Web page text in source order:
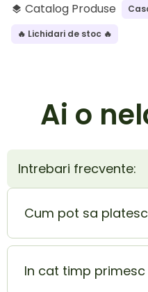
layers Catalog Produse
🔥 Lichidari de stoc 🔥
Ai o
Intrebari frecvente:
Cum pot sa
Plata la livrare
mai usor mod de
In cat timp